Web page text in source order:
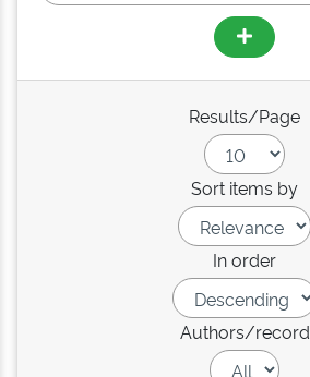
Results/Page
Sort items by
In order
Authors/record